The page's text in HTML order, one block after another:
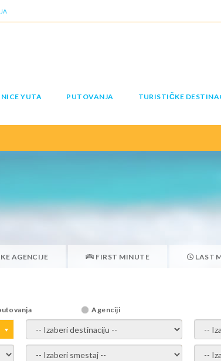
YUTA PUTOVANJA TURISTIČKE
AGENCIJE FIRST MINUTE LAST
Agenciji
- izaberi destinaciju - -
- Izaberite smestaj - -